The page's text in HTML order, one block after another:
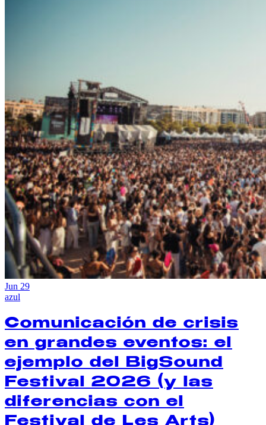
Jun 29
azul
Comunicación de crisis
en grandes eventos: el
ejemplo del BigSound
Festival 2026 (y las
diferencias con el